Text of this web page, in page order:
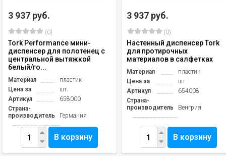
3 937 руб.
(0)
Tork Performance мини-
диспенсер для полотенец с
центральной вытяжкой
белый/го...
Материал
пластик
Цена за
шт.
Артикул
658000
Страна-
производитель
Германия
В корзину
3 937 руб.
(0)
Настенный диспенсер Tork
для протирочных
материалов в салфетках
Материал
пластик
Цена за
шт.
Артикул
654008
Страна-
производитель
Венгрия
В корзину